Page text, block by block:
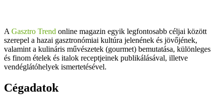
A Gasztro Trend online magazin egyik legfontosabb céljai között
szerepel a hazai gasztronómiai kultúra jelenének és jövőjének,
valamint a kulináris művészetek (gourmet) bemutatása, különleges
és finom ételek és italok receptjeinek publikálásával, illetve
vendéglátóhelyek ismertetésével.
Cégadatok